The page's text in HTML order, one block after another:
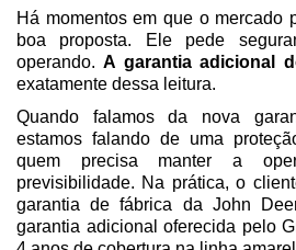
Há momentos em que o mercado
boa proposta. Ele pede
operando.A garantia adicional
exatamente dessa leitura.
Quando falamos da nova
estamos falando de uma
quem precisa manter a
previsibilidade. Na prática, o
garantia de fábrica da John
garantia adicional oferecida pelo